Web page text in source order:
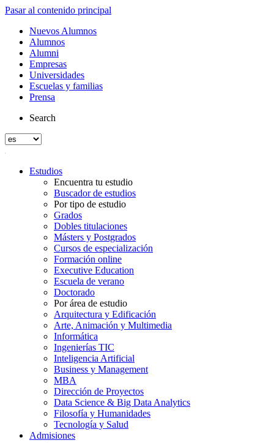
Pasar al contenido principal
Nuevos Alumnos
Alumnos
Alumni
Empresas
Universidades
Escuelas y familias
Prensa
Search
Estudios
Encuentra tu estudio
Buscador de estudios
Por tipo de estudio
Grados
Dobles titulaciones
Másters y Postgrados
Cursos de especialización
Formación online
Executive Education
Escuela de verano
Doctorado
Por área de estudio
Arquitectura y Edificación
Arte, Animación y Multimedia
Informática
Ingenierías TIC
Inteligencia Artificial
Business y Management
MBA
Dirección de Proyectos
Data Science & Big Data Analytics
Filosofía y Humanidades
Tecnología y Salud
Admisiones